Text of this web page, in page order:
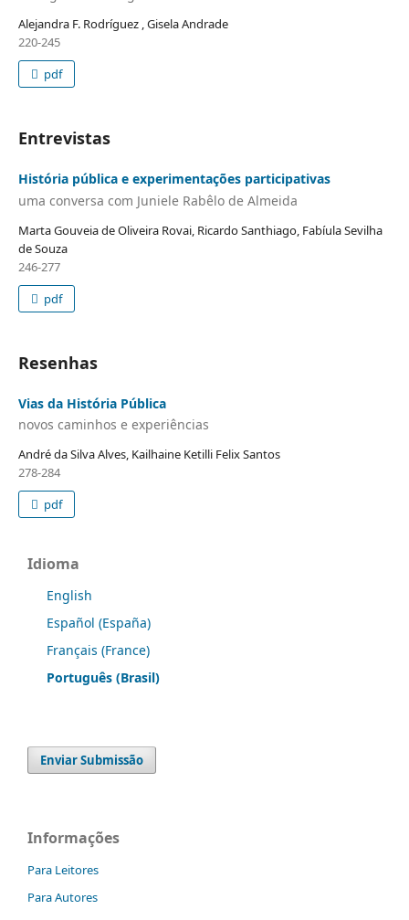
Alejandra F. Rodríguez , Gisela Andrade
220-245
pdf
Entrevistas
História pública e experimentações participativas
uma conversa com Juniele Rabêlo de Almeida
Marta Gouveia de Oliveira Rovai, Ricardo Santhiago, Fabíula Sevilha
de Souza
246-277
pdf
Resenhas
Vias da História Pública
novos caminhos e experiências
André da Silva Alves, Kailhaine Ketilli Felix Santos
278-284
pdf
Idioma
English
Español (España)
Français (France)
Português (Brasil)
Enviar Submissão
Informações
Para Leitores
Para Autores